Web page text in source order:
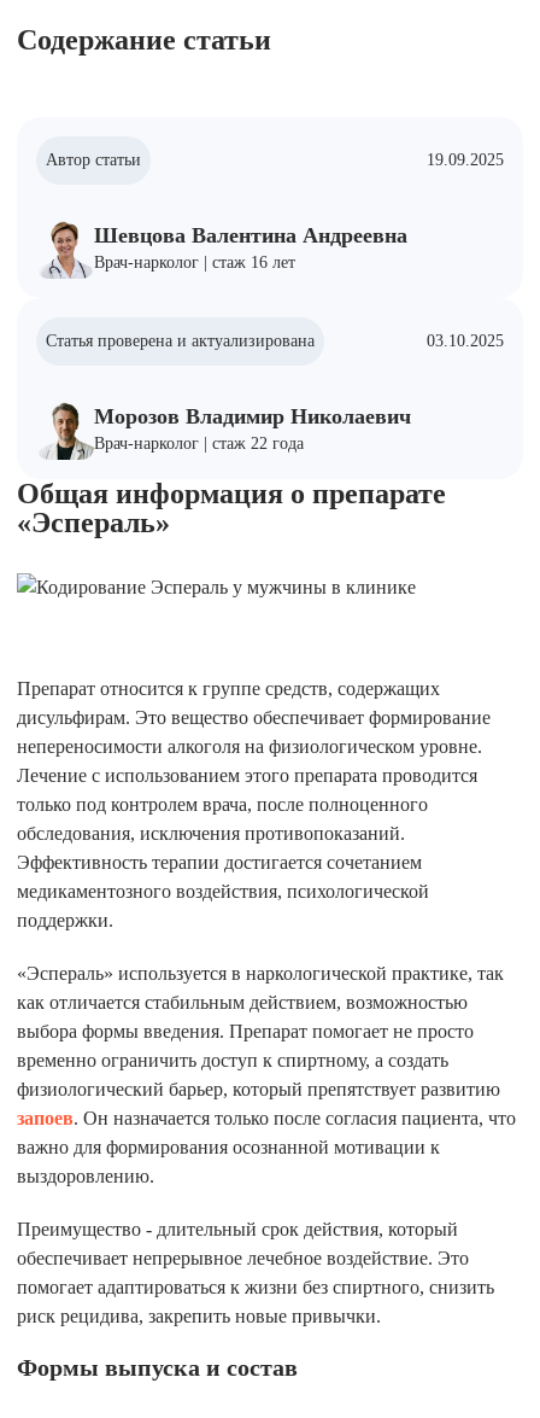
Общая информация о препарате
«Эспераль»
Препарат относится к группе средств, содержащих
дисульфирам. Это вещество обеспечивает формирование
непереносимости алкоголя на физиологическом уровне.
Лечение с использованием этого препарата проводится
только под контролем врача, после полноценного
обследования, исключения противопоказаний.
Эффективность терапии достигается сочетанием
медикаментозного воздействия, психологической
поддержки.
«Эспераль» используется в наркологической практике, так
как отличается стабильным действием, возможностью
выбора формы введения. Препарат помогает не просто
временно ограничить доступ к спиртному, а создать
физиологический барьер, который препятствует развитию
запоев. Он назначается только после согласия пациента, что
важно для формирования осознанной мотивации к
выздоровлению.
Преимущество - длительный срок действия, который
обеспечивает непрерывное лечебное воздействие. Это
помогает адаптироваться к жизни без спиртного, снизить
риск рецидива, закрепить новые привычки.
Формы выпуска и состав
Содержание статьи
Автор статьи 19.09.2025
Шевцова Валентина Андреевна
Врач-нарколог | стаж 16 лет
Статья проверена и актуализирована 03.10.2025
Морозов Владимир Николаевич
Врач-нарколог | стаж 22 года